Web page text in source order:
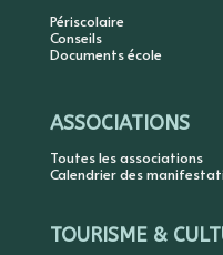
Périscolaire
Conseils
Documents école
ASSOCIATIONS
Toutes les associations
Calendrier des
TOURISME &